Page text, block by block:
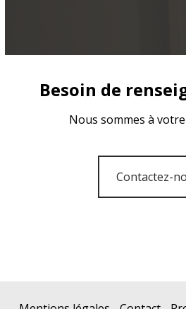
Besoin de
Nous sommes à
Contactez-